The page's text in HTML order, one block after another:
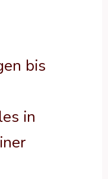
bis
in